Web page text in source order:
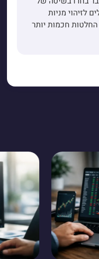
לזיהוי מניות
חכמות יותר